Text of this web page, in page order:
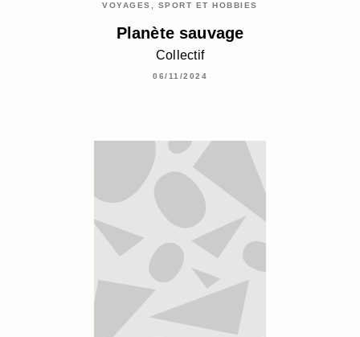
VOYAGES, SPORT ET HOBBIES
Planète sauvage
Collectif
06/11/2024